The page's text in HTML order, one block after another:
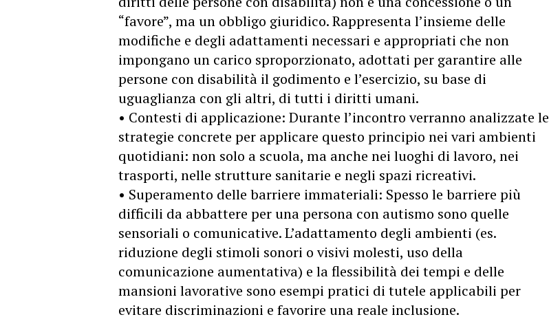
“favore”, ma un obbligo giuridico. Rappresenta l’insieme delle
modifiche e degli adattamenti necessari e appropriati che non
impongano un carico sproporzionato, adottati per garantire alle
persone con disabilità il godimento e l’esercizio, su base di
uguaglianza con gli altri, di tutti i diritti umani.
• Contesti di applicazione: Durante l’incontro verranno analizzate le
strategie concrete per applicare questo principio nei vari ambienti
quotidiani: non solo a scuola, ma anche nei luoghi di lavoro, nei
trasporti, nelle strutture sanitarie e negli spazi ricreativi.
• Superamento delle barriere immateriali: Spesso le barriere più
difficili da abbattere per una persona con autismo sono quelle
sensoriali o comunicative. L’adattamento degli ambienti (es.
riduzione degli stimoli sonori o visivi molesti, uso della
comunicazione aumentativa) e la flessibilità dei tempi e delle
mansioni lavorative sono esempi pratici di tutele applicabili per
evitare discriminazioni e favorire una reale inclusione.